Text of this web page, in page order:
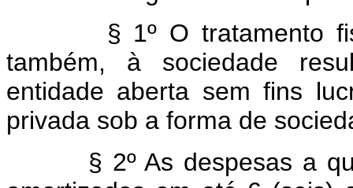
§ 1º O tratamento
também, à sociedade
entidade aberta sem fins
privada sob a forma de
§ 2º As despesas a que